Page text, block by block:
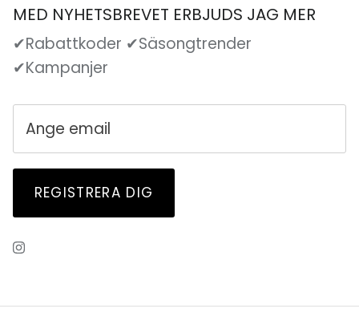
MED NYHETSBREVET ERBJUDS JAG MER
✔Rabattkoder ✔Säsongtrender
✔Kampanjer
REGISTRERA DIG